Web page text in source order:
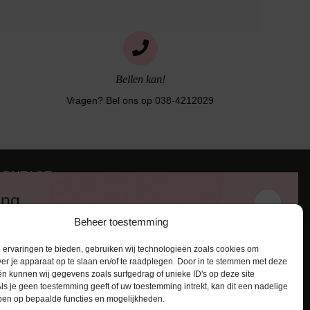
Beheer toestemming
ervaringen te bieden, gebruiken wij technologieën zoals cookies om
je apparaat op te slaan en/of te raadplegen. Door in te stemmen met deze
kunnen wij gegevens zoals surfgedrag of unieke ID's op deze site
je geen toestemming geeft of uw toestemming intrekt, kan dit een nadelige
op bepaalde functies en mogelijkheden.
Bellen kan!
Vragen? Bel ons op 038-4212029
RL Zwolle
info@lingerie-badmode.nl
een kortingscode van